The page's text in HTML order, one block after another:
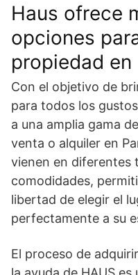
Haus ofrece
opciones
propiedad en
Con el objetivo de
para todos los
a una amplia gama
venta o alquiler en
vienen en diferentes
comodidades,
libertad de elegir el
perfectamente a su
El proceso de adquirir